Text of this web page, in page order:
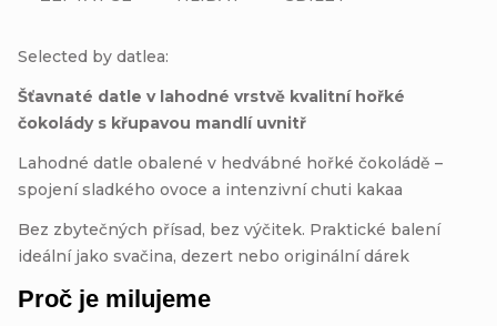
Selected by datlea:
Šťavnaté datle v lahodné vrstvě kvalitní hořké
čokolády s křupavou mandlí uvnitř
Lahodné datle obalené v hedvábné hořké čokoládě –
spojení sladkého ovoce a intenzivní chuti kakaa
Bez zbytečných přísad, bez výčitek. Praktické balení
ideální jako svačina, dezert nebo originální dárek
Proč je milujeme